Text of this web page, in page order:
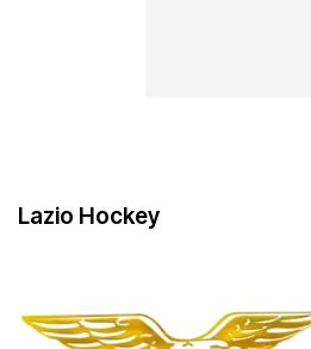
Lazio Hockey